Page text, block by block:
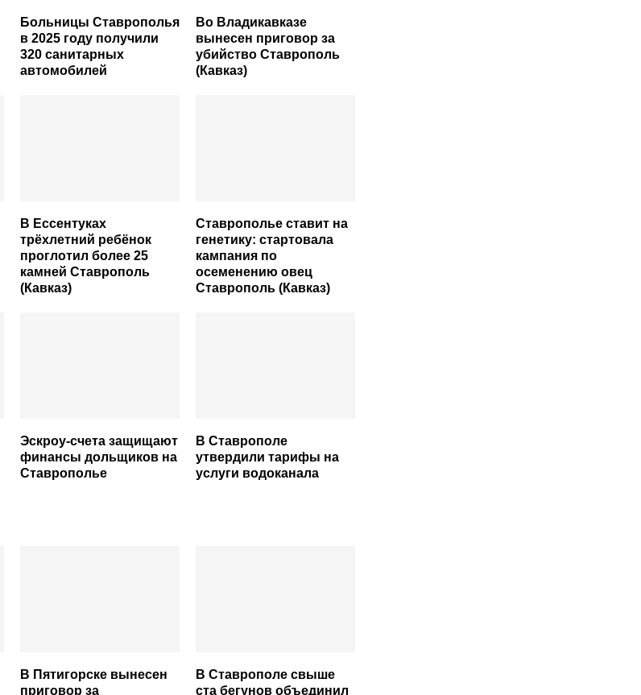
Больницы Ставрополья
в 2025 году получили
320 санитарных
автомобилей
Во Владикавказе
вынесен приговор за
убийство Ставрополь
(Кавказ)
В Ессентуках
трёхлетний ребёнок
проглотил более 25
камней Ставрополь
(Кавказ)
Ставрополье ставит на
генетику: стартовала
кампания по
осеменению овец
Ставрополь (Кавказ)
Эскроу-счета защищают
финансы дольщиков на
Ставрополье
В Ставрополе
утвердили тарифы на
услуги водоканала
В Пятигорске вынесен
приговор за
В Ставрополе свыше
ста бегунов объединил